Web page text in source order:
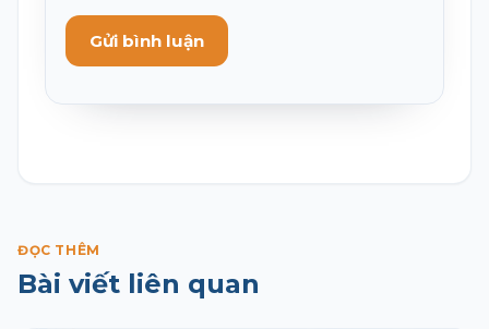
Gửi bình luận
ĐỌC THÊM
Bài viết liên quan